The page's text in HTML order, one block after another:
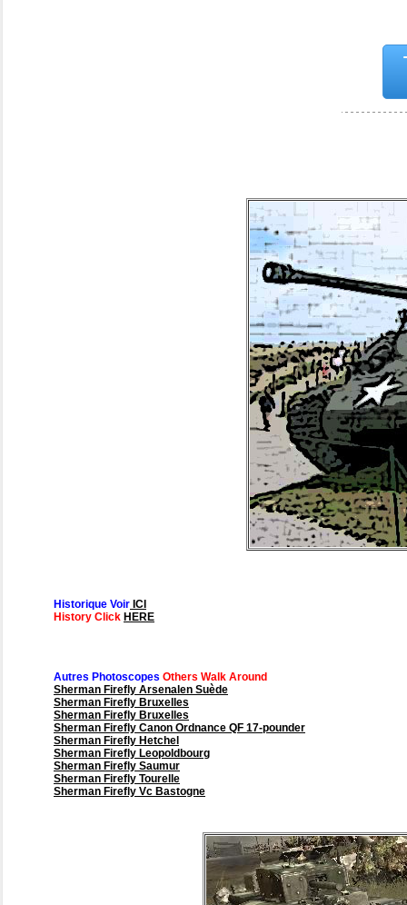
Historique Voir ICI
History Click HERE
Autres Photoscopes Others Walk Around
Sherman Firefly Arsenalen Suède
Sherman Firefly Bruxelles
Sherman Firefly Bruxelles
Sherman Firefly Canon Ordnance QF 17-pounder
Sherman Firefly Hetchel
Sherman Firefly Leopoldbourg
Sherman Firefly Saumur
Sherman Firefly Tourelle
Sherman Firefly Vc Bastogne